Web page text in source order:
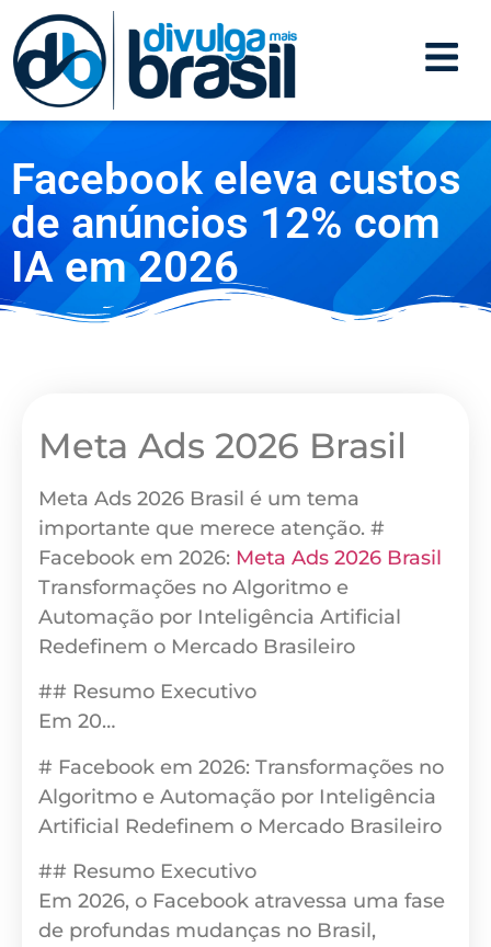
Facebook eleva custos
de anúncios 12% com
IA em 2026
Meta Ads 2026 Brasil
Meta Ads 2026 Brasil é um tema
importante que merece atenção. #
Facebook em 2026: Meta Ads 2026 Brasil
Transformações no Algoritmo e
Automação por Inteligência Artificial
Redefinem o Mercado Brasileiro
## Resumo Executivo
Em 20…
# Facebook em 2026: Transformações no
Algoritmo e Automação por Inteligência
Artificial Redefinem o Mercado Brasileiro
## Resumo Executivo
Em 2026, o Facebook atravessa uma fase
de profundas mudanças no Brasil,